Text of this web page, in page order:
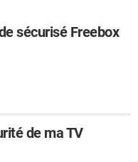
sécurisé Freebox
de ma TV